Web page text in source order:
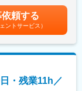
界100カ国弱への
行
スピードも早く30
、選考を通じて上下
含めた表記です。
依頼する
ントサービス）
・残業11h／